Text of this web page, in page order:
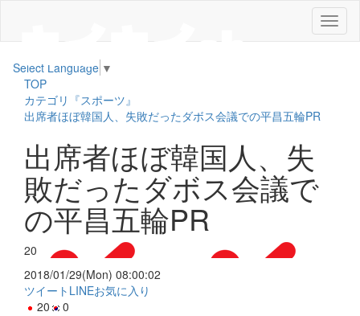
メ
ニ
Select Language ▼
TOP
カテゴリ『スポーツ』
出席者ほぼ韓国人、失敗だったダボス会議での平昌五輪PR
出席者ほぼ韓国人、失
敗だったダボス会議で
の平昌五輪PR
20
2018/01/29(Mon) 08:00:02
ツイート LINEお気に入り
20
0